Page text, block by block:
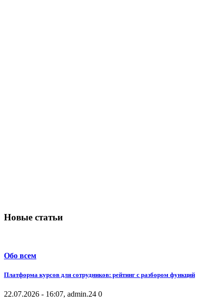
Новые статьи
Обо всем
Платформа курсов для сотрудников: рейтинг с разбором функций
22.07.2026 - 16:07, admin.24 0